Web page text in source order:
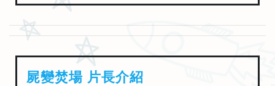
屍變焚場 片長介紹